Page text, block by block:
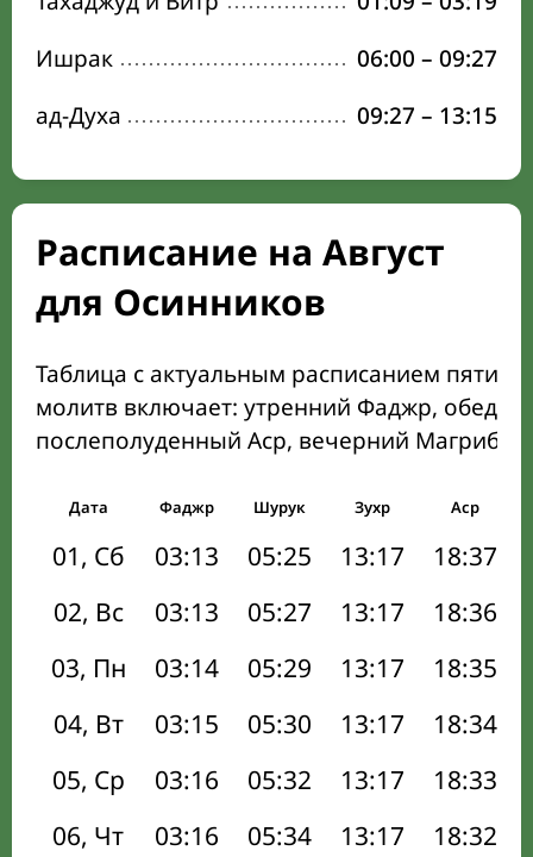
Ишрак
06:00 – 09:27
ад-Духа
09:27 – 13:15
Расписание на Август
для Осинников
Таблица с актуальным расписанием пяти
молитв включает: утренний Фаджр,
послеполуденный Аср, вечерний Магриб
Дата Фаджр Шурук Зухр Аср
01, Сб 03:13 05:25 13:17 18:37
02, Вс
03:13 05:27 13:17 18:36
03, Пн
03:14 05:29 13:17 18:35
04, Вт
03:15 05:30 13:17 18:34
05, Ср
03:16 05:32 13:17 18:33
06, Чт
03:16 05:34 13:17 18:32